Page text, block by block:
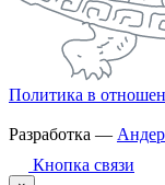
Политика в
Разработка —
Кнопка связи